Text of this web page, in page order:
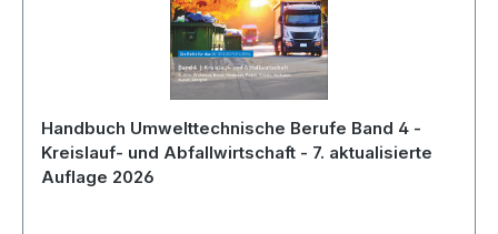
Handbuch Umwelttechnische Berufe Band 4 -
Kreislauf- und Abfallwirtschaft - 7. aktualisierte
Auflage 2026